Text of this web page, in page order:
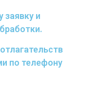
и
по телефону